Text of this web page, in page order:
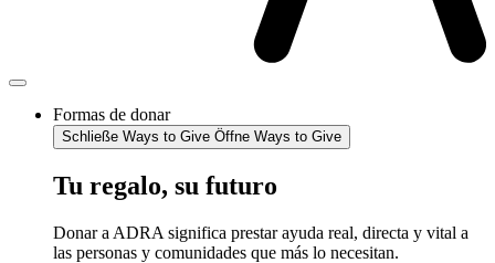
Formas de donar
Schließe Ways to Give Öffne Ways to Give
Tu regalo, su futuro
Donar a ADRA significa prestar ayuda real, directa y vital a
las personas y comunidades que más lo necesitan.